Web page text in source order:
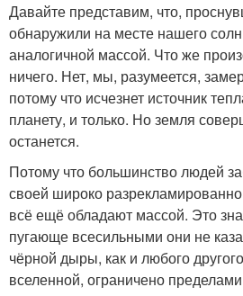
Давайте представим, что,
обнаружили на месте нашего
аналогичной массой. Что же
ничего. Нет, мы, разумеется,
потому что исчезнет источник
планету, и только. Но земля
останется.
Потому что большинство людей
своей широко
всё ещё обладают массой. Это
пугающе всесильными они не
чёрной дыры, как и любого
вселенной, ограничено